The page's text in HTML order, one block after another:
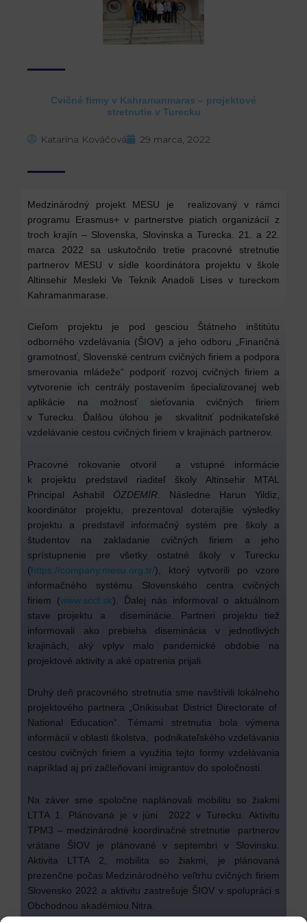
Cvičné firmy v Kahramanmaras – projektové
stretnutie v Turecku
Katarína Kováčová 29 marca, 2022
Medzinárodný projekt MESU je realizovaný v rámci
programu Erasmus+ v partnerstve piatich organizácií z
troch krajín – Slovenska, Slovinska a Turecka. 21. a 22.
marca 2022 sa uskutočnilo tretie pracovné stretnutie
partnerov MESU v sídle koordinátora projektu v škole
Altinsehir Mesleki Ve Teknik Anadoli Lises v tureckom
Kahramanmarase.
Cieľom projektu je pod gesciou Štátneho inštitútu
odborného vzdelávania (ŠIOV) a jeho odboru „Finančná
gramotnosť, Slovenské centrum cvičných firiem a podpora
smerovania mládeže“ podporiť rozvoj cvičných firiem a
vytvorenie ich centrály postavením špecializovanej web
aplikácie na možnosť sieťovania cvičných firiem
v Turecku. Ďalšou úlohou je skvalitniť podnikateľské
vzdelávanie cestou cvičných firiem v krajinách partnerov.
Pracovné rokovanie otvoril a vstupné informácie
k projektu predstavil riaditeľ školy Altinsehir MTAL
Principal Ashabil ÖZDEMİR . Následne Harun Yildiz,
koordinátor projektu, prezentoval doterajšie výsledky
projektu a predstavil informačný systém pre školy a
študentov na zakladanie cvičných firiem a jeho
sprístupnenie pre všetky ostatné školy v Turecku
(https://company.mesu.org.tr/), ktorý vytvorili po vzore
informačného systému Slovenského centra cvičných
firiem (www.sccf.sk). Ďalej nás informoval o aktuálnom
stave projektu a diseminácie. Partneri projektu tiež
informovali ako prebieha diseminácia v jednotlivých
krajinách, aký vplyv malo pandemické obdobie na
projektové aktivity a aké opatrenia prijali.
Druhý deň pracovného stretnutia sme navštívili lokálneho
projektového partnera „Onikisubat District Directorate of
National Education“. Témami stretnutia bola výmena
informácií v oblasti školstva, podnikateľského vzdelávania
cestou cvičných firiem a využitia tejto formy vzdelávania
napríklad aj pri začleňovaní imigrantov do spoločnosti.
Na záver sme spoločne naplánovali mobilitu so žiakmi
LTTA 1. Plánovaná je v júni 2022 v Turecku. Aktivitu
TPM3 – medzinárodné koordinačné stretnutie partnerov
vrátane ŠIOV je plánované v septembri v Slovinsku.
Aktivita LTTA 2, mobilita so žiakmi, je plánovaná
prezenčne počas Medzinárodného veľtrhu cvičných firiem
Slovensko 2022 a aktivitu zastrešuje ŠIOV v spolupráci s
Obchodnou akadémiou Nitra.